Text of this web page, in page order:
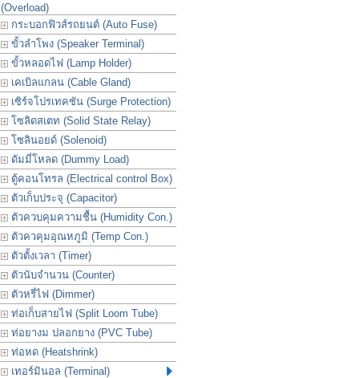
(Overload)
กระบอกฟิวส์รถยนต์ (Auto Fuse)
ขั้วลำโพง (Speaker Terminal)
ขั้วหลอดไฟ (Lamp Holder)
เคเบิลแกลน (Cable Gland)
เซิร์จโปรเทคชัน (Surge Protection)
โซลิดสเตท (Solid State Relay)
โซลินอยด์ (Solenoid)
ดัมมี่โหลด (Dummy Load)
ตู้คอนโทรล (Electrical control Box)
ตัวเก็บประจุ (Capacitor)
ตัวควบคุมความชื้น (Humidity Con.)
ตัวควคุมอุณหภูมิ (Temp Con.)
ตัวตั้งเวลา (Timer)
ตัวนับจำนวน (Counter)
ตัวหรี่ไฟ (Dimmer)
ท่อเก็บสายไฟ (Split Loom Tube)
ท่อยางม ปลอกยาง (PVC Tube)
ท่อหด (Heatshrink)
เทอร์มินอล (Terminal)